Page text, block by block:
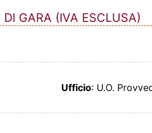
GARA (IVA ESCLUSA)
Ufficio: U.O.